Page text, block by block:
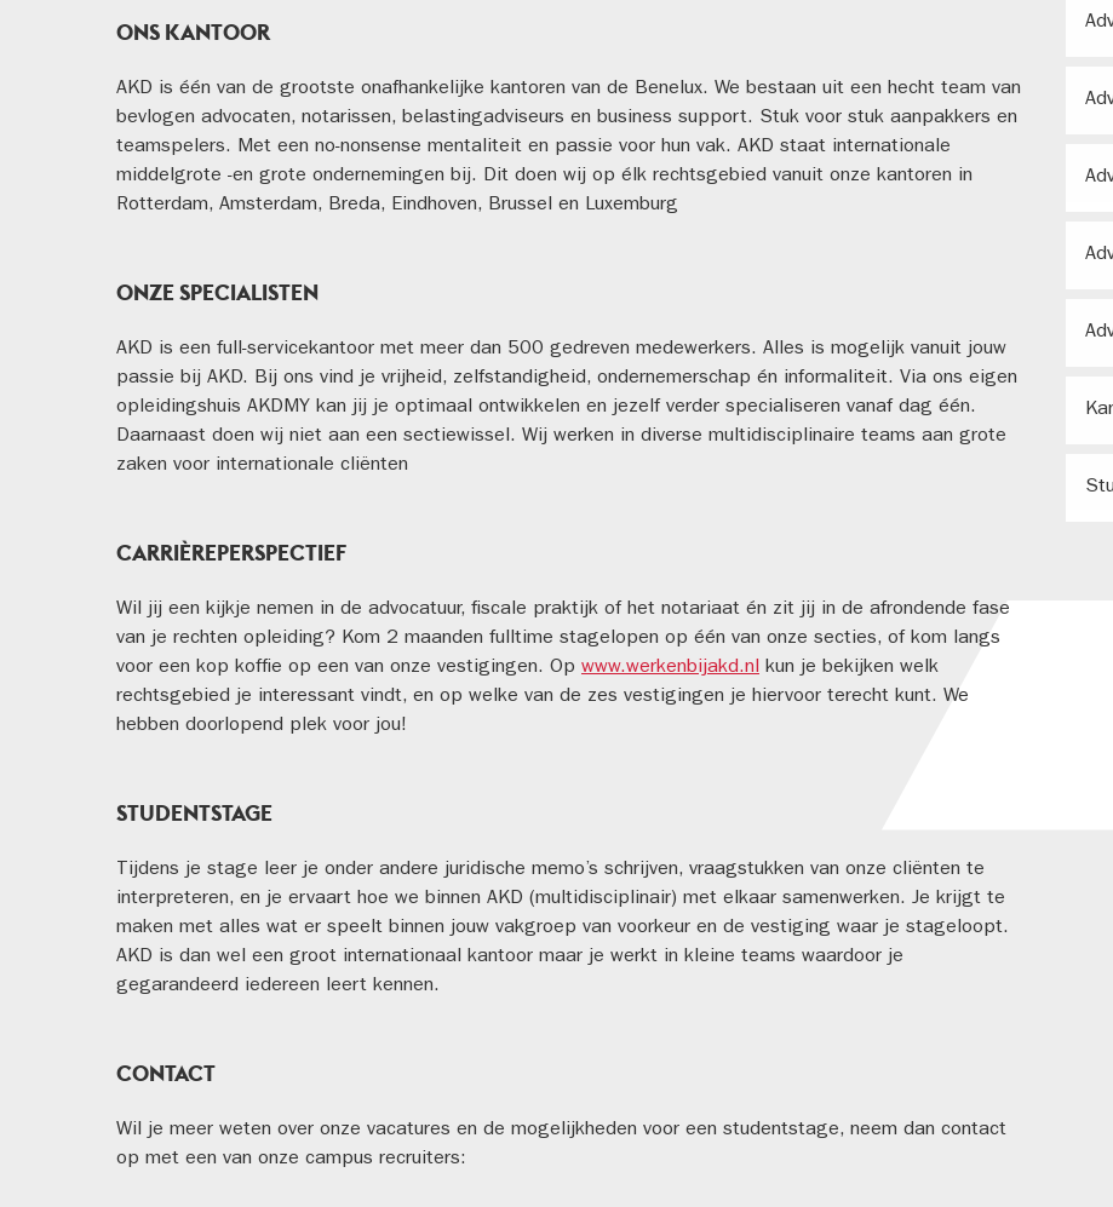
ONS KANTOOR
AKD is één van de grootste onafhankelijke kantoren van de Benelux. We bestaan uit een hecht team van
bevlogen advocaten, notarissen, belastingadviseurs en business support. Stuk voor stuk aanpakkers en
teamspelers. Met een no-nonsense mentaliteit en passie voor hun vak. AKD staat internationale
middelgrote -en grote ondernemingen bij. Dit doen wij op élk rechtsgebied vanuit onze kantoren in
Rotterdam, Amsterdam, Breda, Eindhoven, Brussel en Luxemburg
ONZE SPECIALISTEN
AKD is een full-servicekantoor met meer dan 500 gedreven medewerkers. Alles is mogelijk vanuit jouw
passie bij AKD. Bij ons vind je vrijheid, zelfstandigheid, ondernemerschap én informaliteit. Via ons eigen
opleidingshuis AKDMY kan jij je optimaal ontwikkelen en jezelf verder specialiseren vanaf dag één.
Daarnaast doen wij niet aan een sectiewissel. Wij werken in diverse multidisciplinaire teams aan grote
zaken voor internationale cliënten
CARRIÈREPERSPECTIEF
Wil jij een kijkje nemen in de advocatuur, fiscale praktijk of het notariaat én zit jij in de afrondende fase
van je rechten opleiding? Kom 2 maanden fulltime stagelopen op één van onze secties, of kom langs
voor een kop koffie op een van onze vestigingen. Op www.werkenbijakd.nl kun je bekijken welk
rechtsgebied je interessant vindt, en op welke van de zes vestigingen je hiervoor terecht kunt. We
hebben doorlopend plek voor jou!
STUDENTSTAGE
Tijdens je stage leer je onder andere juridische memo’s schrijven, vraagstukken van onze cliënten te
interpreteren, en je ervaart hoe we binnen AKD (multidisciplinair) met elkaar samenwerken. Je krijgt te
maken met alles wat er speelt binnen jouw vakgroep van voorkeur en de vestiging waar je stageloopt.
AKD is dan wel een groot internationaal kantoor maar je werkt in kleine teams waardoor je
gegarandeerd iedereen leert kennen.
CONTACT
Wil je meer weten over onze vacatures en de mogelijkheden voor een studentstage, neem dan contact
op met een van onze campus recruiters: